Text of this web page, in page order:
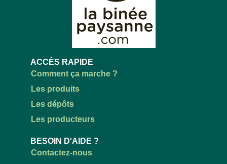
ACCÈS RAPIDE
Comment ça marche ?
Les produits
Les dépôts
Les producteurs
BESOIN D'AIDE ?
Contactez-nous